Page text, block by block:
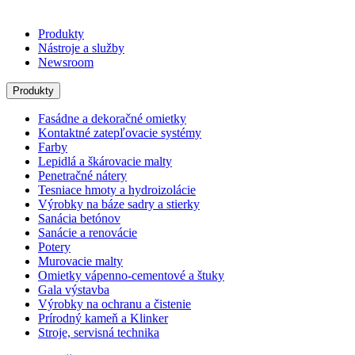
Produkty
Nástroje a služby
Newsroom
Produkty
Fasádne a dekoračné omietky
Kontaktné zatepľovacie systémy
Farby
Lepidlá a škárovacie malty
Penetračné nátery
Tesniace hmoty a hydroizolácie
Výrobky na báze sadry a stierky
Sanácia betónov
Sanácie a renovácie
Potery
Murovacie malty
Omietky vápenno-cementové a štuky
Gala výstavba
Výrobky na ochranu a čistenie
Prírodný kameň a Klinker
Stroje, servisná technika